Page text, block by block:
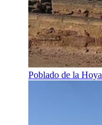
Poblado de la Hoya